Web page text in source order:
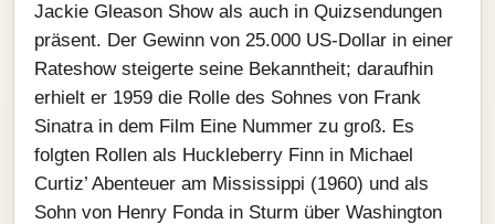
Jackie Gleason Show als auch in Quizsendungen
präsent. Der Gewinn von 25.000 US-Dollar in einer
Rateshow steigerte seine Bekanntheit; daraufhin
erhielt er 1959 die Rolle des Sohnes von Frank
Sinatra in dem Film Eine Nummer zu groß. Es
folgten Rollen als Huckleberry Finn in Michael
Curtiz’ Abenteuer am Mississippi (1960) und als
Sohn von Henry Fonda in Sturm über Washington